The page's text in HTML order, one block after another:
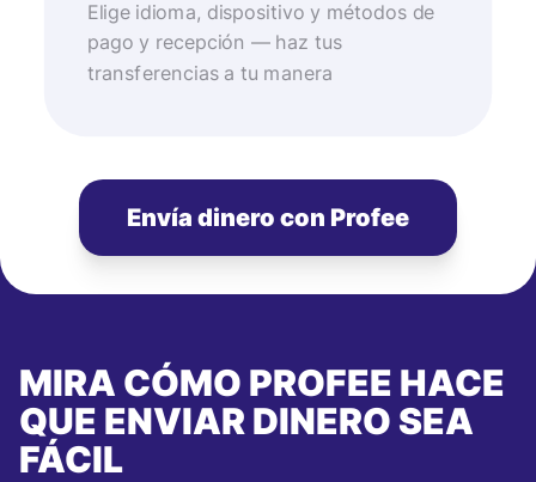
Elige idioma, dispositivo y métodos de
pago y recepción — haz tus
transferencias a tu manera
Envía dinero con Profee
MIRA CÓMO PROFEE HACE
QUE ENVIAR DINERO SEA
FÁCIL